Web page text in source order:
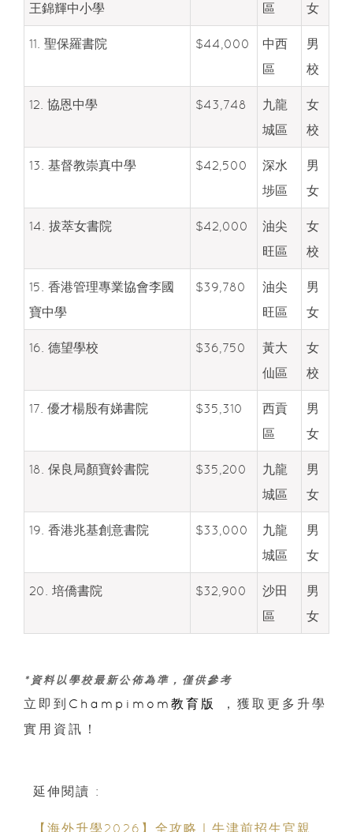
王錦輝中小學
區
女
11. 聖保羅書院 $44,000
中西
區
男
校
12. 協恩中學 $43,748
九龍
城區
女
校
13. 基督教崇真中學 $42,500
深水
埗區
男
女
14. 拔萃女書院 $42,000
油尖
旺區
女
校
15. 香港管理專業協會李國
寶中學
$39,780
油尖
旺區
男
女
16. 德望學校 $36,750
黃大
仙區
女
校
17. 優才楊殷有娣書院 $35,310
西貢
區
男
女
18. 保良局顏寶鈴書院 $35,200
九龍
城區
男
女
19. 香港兆基創意書院 $33,000
九龍
城區
男
女
20. 培僑書院 $32,900
沙田
區
男
女
*資料以學校最新公佈為準，僅供參考
立即到 Champimom教育版
，獲取更多升學
實用資訊！
延伸閱讀 :
【海外升學2026】全攻略｜牛津前招生官親